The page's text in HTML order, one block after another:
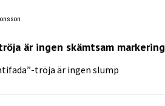
är ingen skämtsam markering
tröja är ingen slump